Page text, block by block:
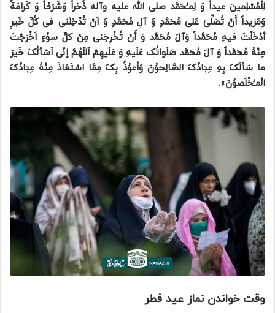
لِلْمُسْلِمینَ عیداً وَ لِمـُحَمَّد صلی الله علیه وآله ذُخراً وَشَرَفاً وَ کَرامَةً
وَمَزیداً أَنْ تُصَلِّیَ عَلی مُحَمَّدٍ وَ آلِ مُحَمَّدٍ وَ اَنْ تُدْخِلَنی فی کُلِّ خَیرٍ
أدْخَلْتَ فیهِ مُحَمَّداً وَآلَ مُحَمَّد وَ أَنْ تُخْرِجَنی مِنْ کلِّ سوُءٍ اَخْرَجْتَ
مِنْهُ مُحَمَّداً وَ آلَ مُحَمَّد صَلَواتُک عَلَیهِ وَ عَلَیهِمْ اَللّهُمَّ إنّی اَسْألُکَ خَیرَ
ما سَألَکَ بِهِ عِبَادُکَ الصَّالِحوُنَ وَأَعوُذُ بِکَ مِمَّا اسْتَعَاذَ مِنْهُ عِبَادُکَ
الْمـُخْلَصوُنَ».
وقت خواندن نماز عید فطر